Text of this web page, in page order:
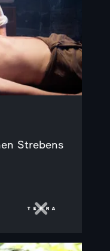
Strebens